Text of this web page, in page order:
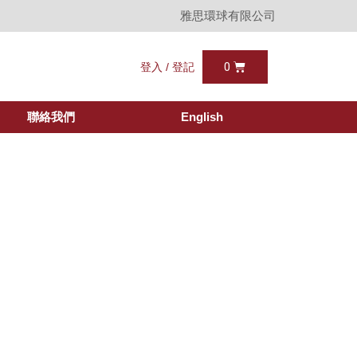
雅思環球有限公司
登入 / 登記
聯絡我們 English